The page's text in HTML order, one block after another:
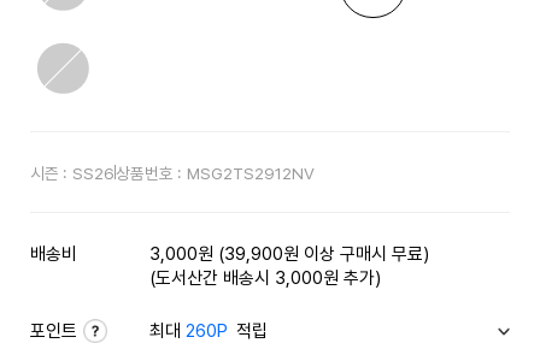
시즌 : SS26상품번호 : MSG2TS2912NV
배송비
3,000원 (39,900원 이상 구매시 무료)
(도서산간 배송시 3,000원 추가)
포인트 최대260P 적립